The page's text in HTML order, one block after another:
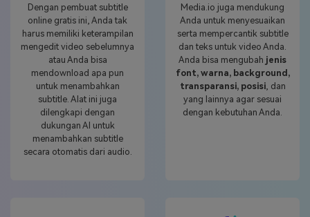
Dengan pembuat subtitle
online gratis ini, Anda tak
harus memiliki keterampilan
mengedit video sebelumnya
atau Anda bisa
mendownload apa pun
untuk menambahkan
subtitle. Alat ini juga
dilengkapi dengan
dukungan AI untuk
menambahkan subtitle
secara otomatis dari audio.
Media.io juga mendukung
Anda untuk menyesuaikan
serta mempercantik subtitle
dan teks untuk video Anda.
Anda bisa mengubah jenis
font, warna, background,
transparansi, posisi, dan
yang lainnya agar sesuai
dengan kebutuhan Anda.